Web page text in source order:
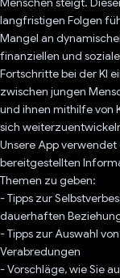
langfristigen Folgen
Mangel an
finanziellen und
Fortschritte bei der KI
zwischen jungen
und ihnen mithilfe von
sich
Unsere App
bereitgestellten
Themen zu geben:
- Tipps zur
dauerhaften
- Tipps zur Auswahl
Verabredungen
- Vorschläge, wie Sie